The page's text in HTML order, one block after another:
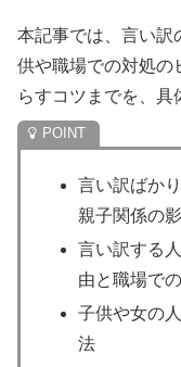
本記事では、言い訳
供や職場での対処の
らすコツまでを、具
言い訳ばか
親子関係の
言い訳する
由と職場で
子供や女の
法